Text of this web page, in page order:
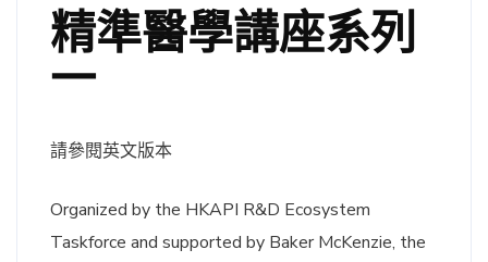
精準醫學講座系列
一
請參閱英文版本
Organized by the HKAPI R&D Ecosystem
Taskforce and supported by Baker McKenzie, the